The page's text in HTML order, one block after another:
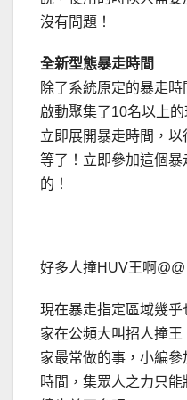
沒有問題！
全新型態暴走時間
除了系統原定的暴走
啟動聚集了10名以上
立即展開暴走時間，
等了！立即參加這個
的！
好多人撞HUV王啊@@
現在暴走指定區域幾
家在公頻大叫招人撞
家最常做的事，小編
時間，集眾人之力只